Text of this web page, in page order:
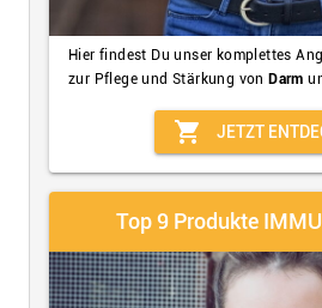
Hier findest Du unser komplettes
zur Pflege und Stärkung von Darm
shopping_cart JETZT
Top 9 Produkte